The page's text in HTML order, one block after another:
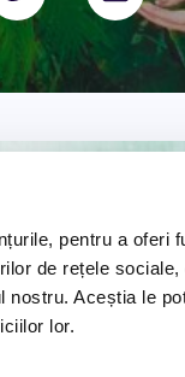
pentru a oferi
de rețele
Aceștia le
lor.